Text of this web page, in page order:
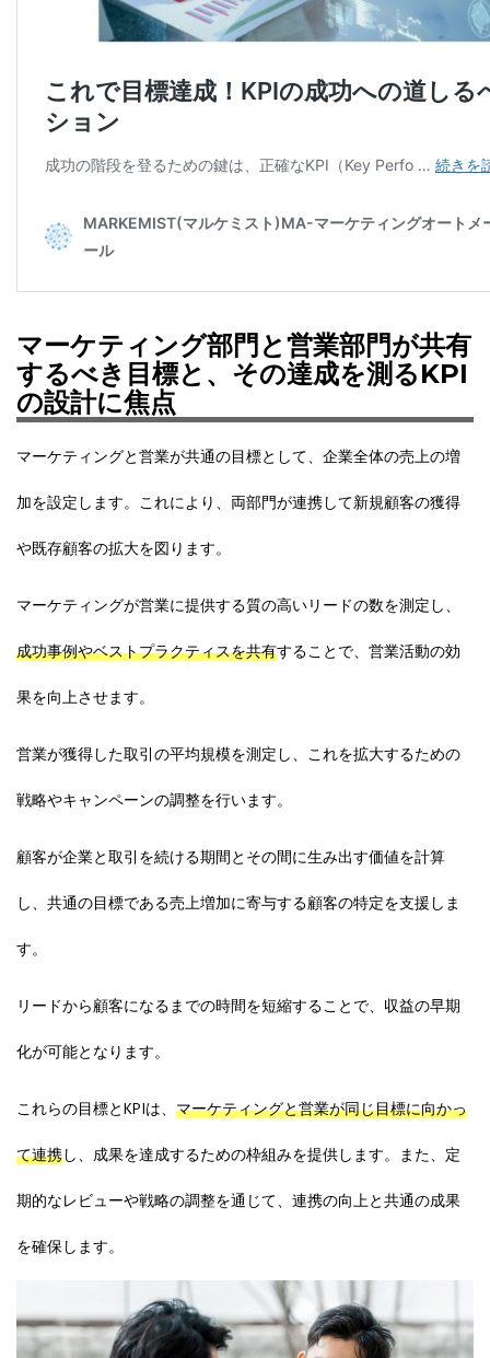
マーケティング部門と営業部門が共有
するべき目標と、その達成を測るKPI
の設計に焦点
マーケティングと営業が共通の目標として、企業全体の売上の増
加を設定します。これにより、両部門が連携して新規顧客の獲得
や既存顧客の拡大を図ります。
マーケティングが営業に提供する質の高いリードの数を測定し、
成功事例やベストプラクティスを共有することで、営業活動の効
果を向上させます。
営業が獲得した取引の平均規模を測定し、これを拡大するための
戦略やキャンペーンの調整を行います。
顧客が企業と取引を続ける期間とその間に生み出す価値を計算
し、共通の目標である売上増加に寄与する顧客の特定を支援しま
す。
リードから顧客になるまでの時間を短縮することで、収益の早期
化が可能となります。
これらの目標とKPIは、 マーケティングと営業が同じ目標に向かっ
て連携し、成果を達成するための枠組みを提供します。また、定
期的なレビューや戦略の調整を通じて、連携の向上と共通の成果
を確保します。